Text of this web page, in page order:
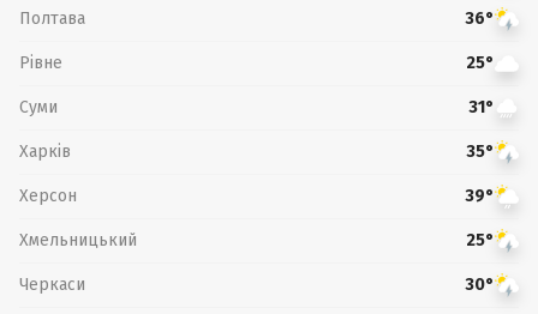
Полтава 36°
Рівне 25°
Суми 31°
Харків 35°
Херсон 39°
Хмельницький 25°
Черкаси 30°